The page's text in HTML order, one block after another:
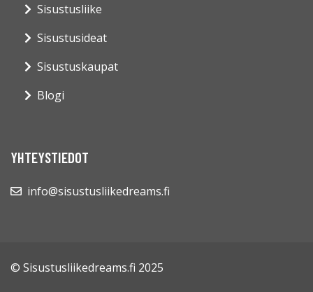
Sisustusliike
Sisustusideat
Sisustuskaupat
Blogi
YHTEYSTIEDOT
info@sisustusliikedreams.fi
© Sisustusliikedreams.fi 2025